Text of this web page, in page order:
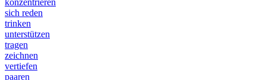
konzentrieren
sich reden
trinken
unterstützen
tragen
zeichnen
vertiefen
paaren